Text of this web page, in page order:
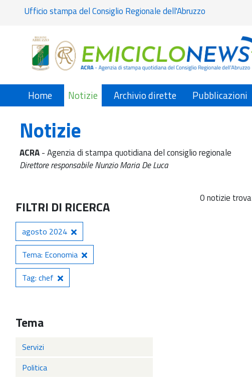
Ufficio stampa del Consiglio Regionale dell'Abruzzo
Home Notizie Archivio dirette Pubblicazioni
Notizie
ACRA- Agenzia di stampa quotidiana del consiglio regionale
Direttore responsabile Nunzio Maria De Luca
FILTRI DI RICERCA
agosto 2024
Tema: Economia
Tag: chef
Tema
Servizi
Politica
0 notizie